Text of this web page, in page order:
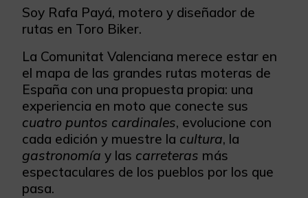
Soy Rafa Payá, motero y diseñador de
rutas en Toro Biker.
La Comunitat Valenciana merece estar en
el mapa de las grandes rutas moteras de
España con una propuesta propia: una
experiencia en moto que conecte sus
cuatro puntos cardinales, evolucione con
cada edición y muestre la cultura, la
gastronomía y las carreteras más
espectaculares de los pueblos por los que
pasa.